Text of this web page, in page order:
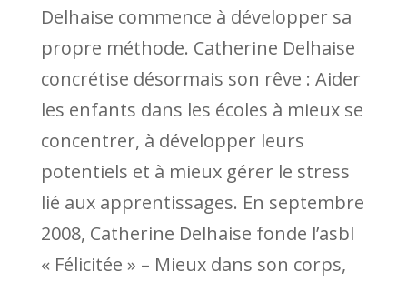
Delhaise commence à développer sa
propre méthode. Catherine Delhaise
concrétise désormais son rêve : Aider
les enfants dans les écoles à mieux se
concentrer, à développer leurs
potentiels et à mieux gérer le stress
lié aux apprentissages. En septembre
2008, Catherine Delhaise fonde l’asbl
« Félicitée » – Mieux dans son corps,